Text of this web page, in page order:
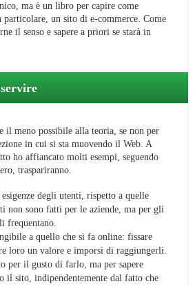
ma è un libro per capire come
un sito di e-commerce. Come
il senso e sapere a priori se starà in
il meno possibile alla teoria, se non per
in cui si sta muovendo il Web. A
ho affiancato molti esempi, seguendo
traspariranno.
degli utenti, rispetto a quelle
non sono fatti per le aziende, ma per gli
frequentano.
a quello che si fa online: fissare
loro un valore e imporsi di raggiungerli.
per il gusto di farlo, ma per sapere
il sito, indipendentemente dal fatto che